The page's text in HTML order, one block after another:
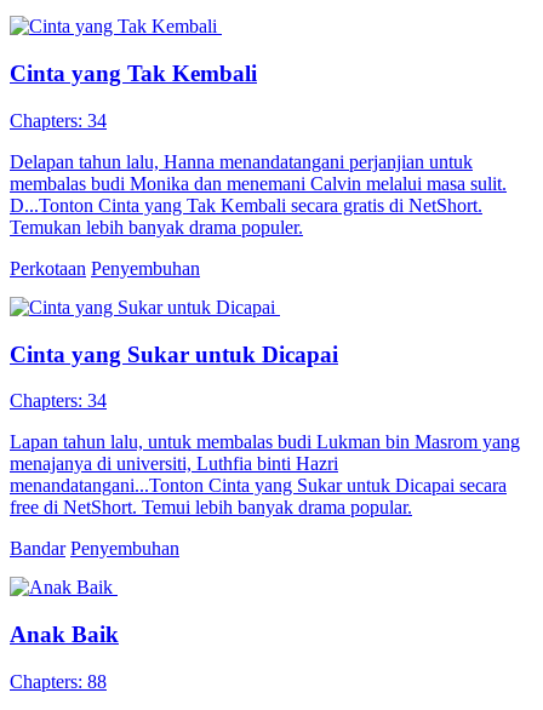
Cinta yang Tak Kembali
Chapters: 34
Delapan tahun lalu, Hanna menandatangani perjanjian untuk
membalas budi Monika dan menemani Calvin melalui masa sulit.
D...Tonton Cinta yang Tak Kembali secara gratis di NetShort.
Temukan lebih banyak drama populer.
Perkotaan Penyembuhan
Cinta yang Sukar untuk Dicapai
Chapters: 34
Lapan tahun lalu, untuk membalas budi Lukman bin Masrom yang
menajanya di universiti, Luthfia binti Hazri
menandatangani...Tonton Cinta yang Sukar untuk Dicapai secara
free di NetShort. Temui lebih banyak drama popular.
Bandar Penyembuhan
Anak Baik
Chapters: 88